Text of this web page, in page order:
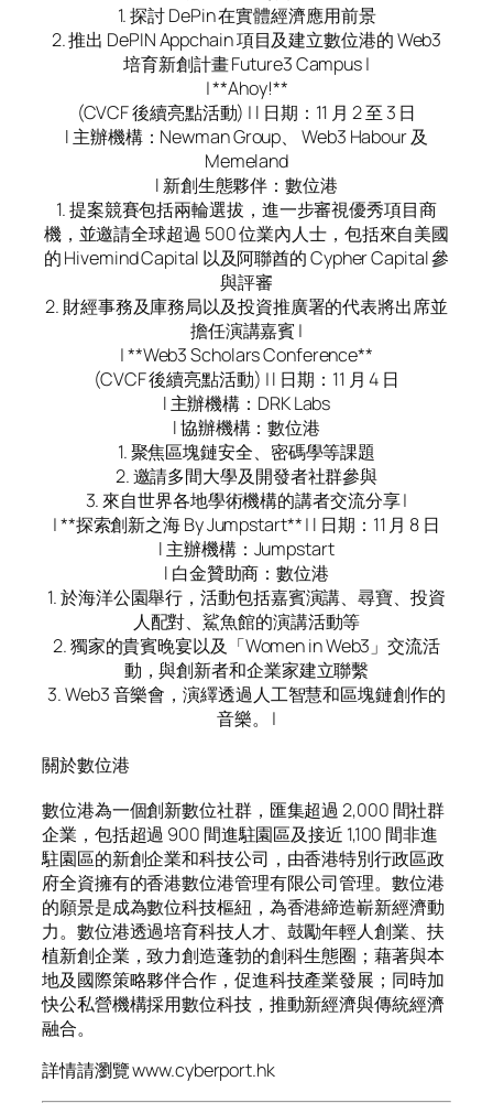
1. 探討 DePin 在實體經濟應用前景
2. 推出 DePIN Appchain 項目及建立數位港的 Web3
培育新創計畫 Future3 Campus |
| **Ahoy!**
(CVCF 後續亮點活動) | l 日期：11 月 2 至 3 日
l 主辦機構：Newman Group、 Web3 Habour 及
Memeland
l 新創生態夥伴：數位港
1. 提案競賽包括兩輪選拔，進一步審視優秀項目商
機，並邀請全球超過 500 位業內人士，包括來自美國
的 Hivemind Capital 以及阿聯酋的 Cypher Capital 參
與評審
2. 財經事務及庫務局以及投資推廣署的代表將出席並
擔任演講嘉賓 |
| **Web3 Scholars Conference**
(CVCF 後續亮點活動) | l 日期：11 月 4 日
l 主辦機構：DRK Labs
l 協辦機構：數位港
1. 聚焦區塊鏈安全、密碼學等課題
2. 邀請多間大學及開發者社群參與
3. 來自世界各地學術機構的講者交流分享 |
| **探索創新之海 By Jumpstart** | l 日期：11 月 8 日
l 主辦機構：Jumpstart
l 白金贊助商：數位港
1. 於海洋公園舉行，活動包括嘉賓演講、尋寶、投資
人配對、鯊魚館的演講活動等
2. 獨家的貴賓晚宴以及「Women in Web3」交流活
動，與創新者和企業家建立聯繫
3. Web3 音樂會，演繹透過人工智慧和區塊鏈創作的
音樂。 |
關於數位港
數位港為一個創新數位社群，匯集超過 2,000 間社群
企業，包括超過 900 間進駐園區及接近 1,100 間非進
駐園區的新創企業和科技公司，由香港特別行政區政
府全資擁有的香港數位港管理有限公司管理。數位港
的願景是成為數位科技樞紐，為香港締造嶄新經濟動
力。數位港透過培育科技人才、鼓勵年輕人創業、扶
植新創企業，致力創造蓬勃的創科生態圈；藉著與本
地及國際策略夥伴合作，促進科技產業發展；同時加
快公私營機構採用數位科技，推動新經濟與傳統經濟
融合。
詳情請瀏覽 www.cyberport.hk